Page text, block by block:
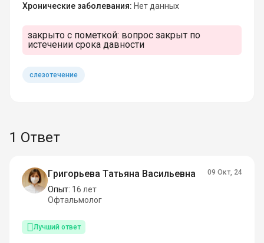
Хронические заболевания: Нет данных
закрыто с пометкой: вопрос закрыт по
истечении срока давности
слезотечение
1 Ответ
Григорьева Татьяна Васильевна
Опыт: 16 лет
Офтальмолог
09 Окт, 24
Лучший ответ